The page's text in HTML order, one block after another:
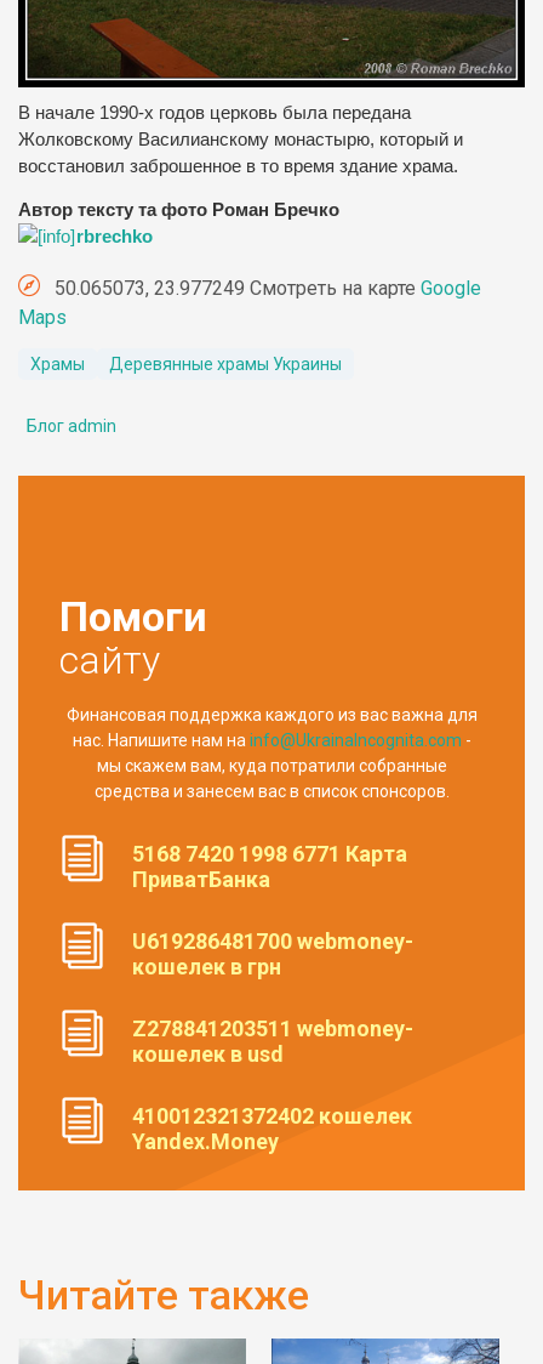
В начале 1990-х годов церковь была передана
Жолковскому Василианскому монастырю, который и
восстановил заброшенное в то время здание храма.
Автор тексту та фото Роман Бречко
rbrechko
50.065073, 23.977249 Смотреть на карте Google
Maps
Храмы Деревянные храмы Украины
Блог admin
Помоги
сайту
Финансовая поддержка каждого из вас важна для
нас. Напишите нам наinfo@UkrainaIncognita.com -
мы скажем вам, куда потратили собранные
средства и занесем вас в список спонсоров.
5168 7420 1998 6771 Карта
ПриватБанка
U619286481700 webmoney-
кошелек в грн
Z278841203511 webmoney-
кошелек в usd
410012321372402 кошелек
Yandex.Money
Читайте также